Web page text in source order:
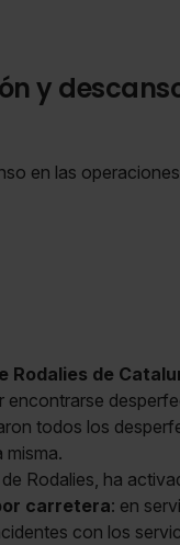
y
en las
Rodalies de
encontrarse
todos los
misma.
Rodalies, ha
carretera: en
con los